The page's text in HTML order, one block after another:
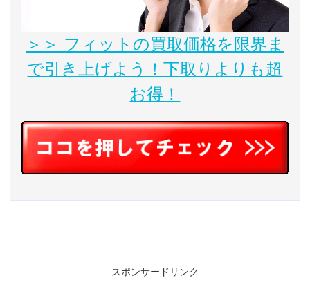
＞＞ フィットの買取価格を限界ま
で引き上げよう！下取りよりも超
お得！
スポンサードリンク